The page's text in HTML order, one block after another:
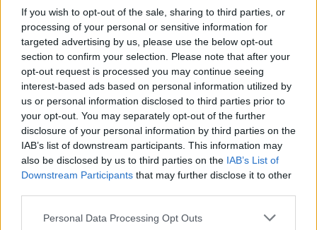
If you wish to opt-out of the sale, sharing to third parties, or
processing of your personal or sensitive information for
targeted advertising by us, please use the below opt-out
section to confirm your selection. Please note that after your
opt-out request is processed you may continue seeing
interest-based ads based on personal information utilized by
us or personal information disclosed to third parties prior to
your opt-out. You may separately opt-out of the further
disclosure of your personal information by third parties on the
IAB’s list of downstream participants. This information may
also be disclosed by us to third parties on the IAB’s List of
Downstream Participants that may further disclose it to other
Personal Data Processing Opt Outs
Escola Arnaldo Pereira x FC Mirandela às 21h30
GD Sendim x Vila Flor SC às 21h30
AFVR: Programa de jogos dos
Liga 2: GD Chaves ambicioso